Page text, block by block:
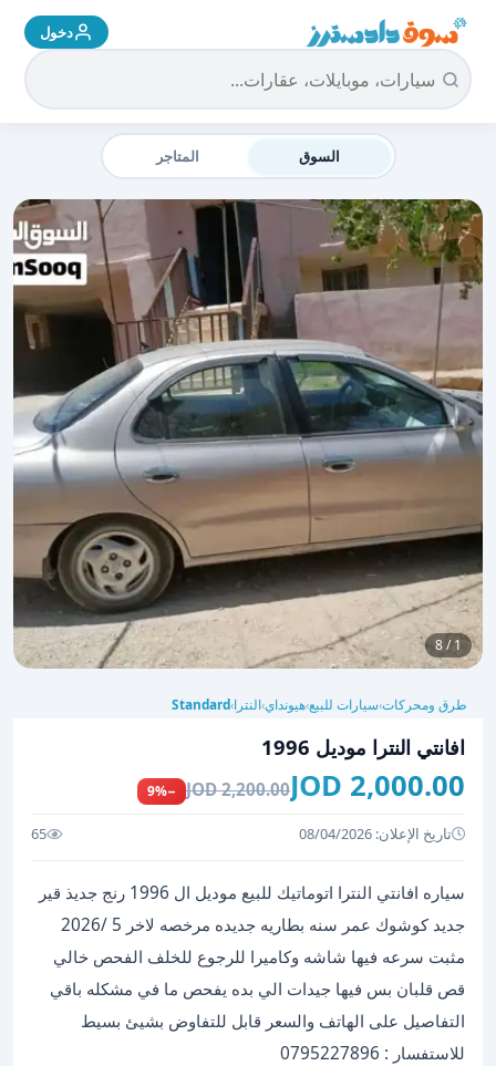
سوق دادسترز الرئيسية دخول
السوق المتاجر
1 / 8
طرق ومحركات›سيارات للبيع›هيونداي›النترا›
Standard
افانتي النترا موديل 1996
2,000.00 JOD
2,200.00 JOD
−9%
تاريخ الإعلان: 08/04/2026 65
سياره افانتي النترا اتوماتيك للبيع موديل ال 1996 رنج جديذ قير
جديد كوشوك عمر سنه بطاريه جديده مرخصه لاخر 5 /2026
مثبت سرعه فيها شاشه وكاميرا للرجوع للخلف الفحص خالي
قص قلبان بس فيها جيدات الي بده يفحص ما في مشكله باقي
التفاصيل على الهاتف والسعر قابل للتفاوض بشيئ بسيط
للاستفسار : 0795227896